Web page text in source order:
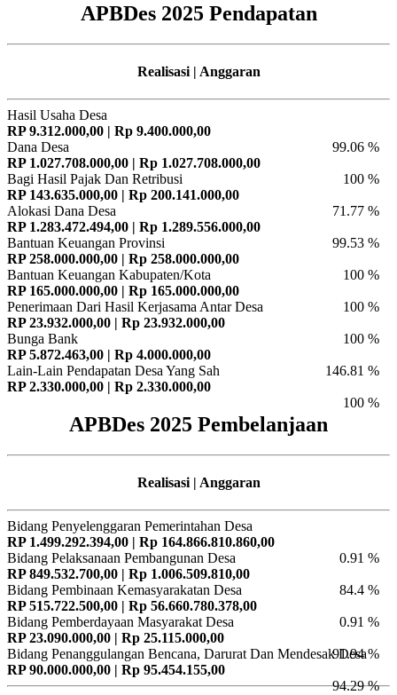
APBDes 2025 Pendapatan
Realisasi | Anggaran
Hasil Usaha Desa
RP 9.312.000,00 | Rp 9.400.000,00
99.06 %
Dana Desa
RP 1.027.708.000,00 | Rp 1.027.708.000,00
100 %
Bagi Hasil Pajak Dan Retribusi
RP 143.635.000,00 | Rp 200.141.000,00
71.77 %
Alokasi Dana Desa
RP 1.283.472.494,00 | Rp 1.289.556.000,00
99.53 %
Bantuan Keuangan Provinsi
RP 258.000.000,00 | Rp 258.000.000,00
100 %
Bantuan Keuangan Kabupaten/Kota
RP 165.000.000,00 | Rp 165.000.000,00
100 %
Penerimaan Dari Hasil Kerjasama Antar Desa
RP 23.932.000,00 | Rp 23.932.000,00
100 %
Bunga Bank
RP 5.872.463,00 | Rp 4.000.000,00
146.81 %
Lain-Lain Pendapatan Desa Yang Sah
RP 2.330.000,00 | Rp 2.330.000,00
100 %
APBDes 2025 Pembelanjaan
Realisasi | Anggaran
Bidang Penyelenggaran Pemerintahan Desa
RP 1.499.292.394,00 | Rp 164.866.810.860,00
0.91 %
Bidang Pelaksanaan Pembangunan Desa
RP 849.532.700,00 | Rp 1.006.509.810,00
84.4 %
Bidang Pembinaan Kemasyarakatan Desa
RP 515.722.500,00 | Rp 56.660.780.378,00
0.91 %
Bidang Pemberdayaan Masyarakat Desa
RP 23.090.000,00 | Rp 25.115.000,00
91.94 %
Bidang Penanggulangan Bencana, Darurat Dan Mendesak Desa
RP 90.000.000,00 | Rp 95.454.155,00
94.29 %